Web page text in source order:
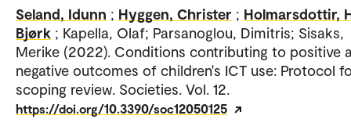
Seland, Idunn ; Hyggen, Christer ; Holmarsdottir,
Bjørk ; Kapella, Olaf; Parsanoglou, Dimitris; Sisaks,
Merike (2022). Conditions contributing to positive
negative outcomes of children's ICT use: Protocol
scoping review. Societies. Vol. 12.
https://doi.org/10.3390/soc12050125